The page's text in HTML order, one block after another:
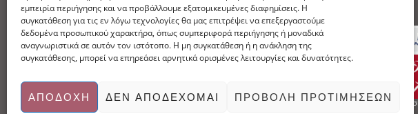
εμπειρία περιήγησης και να προβάλλουμε εξατομικευμένες διαφημίσεις. Η
συγκατάθεση για τις εν λόγω τεχνολογίες θα μας επιτρέψει να επεξεργαστούμε
δεδομένα προσωπικού χαρακτήρα, όπως συμπεριφορά περιήγησης ή μοναδικά
αναγνωριστικά σε αυτόν τον ιστότοπο. Η μη συγκατάθεση ή η ανάκληση της
συγκατάθεσης, μπορεί να επηρεάσει αρνητικά ορισμένες λειτουργίες και δυνατότητες.
ΑΠΟΔΟΧΉ ΔΕΝ ΑΠΟΔΈΧΟΜΑΙ ΠΡΟΒΟΛΉ ΠΡΟΤΙΜΉΣΕΩΝ